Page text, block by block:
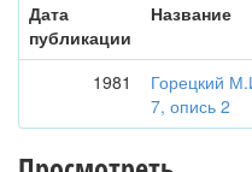
Дата
публикации
Название
1981
Горецкий
7, опись 2